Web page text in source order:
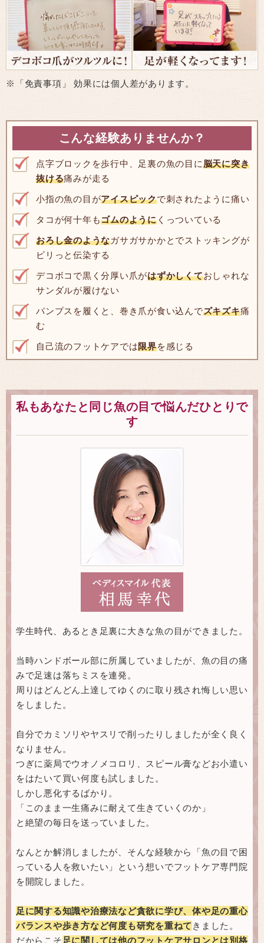
※「免責事項」 効果には個人差があります。
こんな経験ありませんか？
点字ブロックを歩行中、足裏の魚の目に脳天に突き
抜ける痛みが走る
小指の魚の目がアイスピックで刺されたように痛い
タコが何十年もゴムのようにくっついている
おろし金のようなガサガサかかとでストッキングが
ビリっと伝染する
デコボコで黒く分厚い爪がはずかしくておしゃれな
サンダルが履けない
パンプスを履くと、巻き爪が食い込んでズキズキ痛
む
自己流のフットケアでは限界を感じる
私もあなたと同じ魚の目で悩んだひとりで
す
学生時代、あるとき足裏に大きな魚の目ができました。
当時ハンドボール部に所属していましたが、魚の目の痛
みで足速は落ちミスを連発。
周りはどんどん上達してゆくのに取り残され悔しい思い
をしました。
自分でカミソリやヤスリで削ったりしましたが全く良く
なりません。
つぎに薬局でウオノメコロリ、スピール膏などお小遣い
をはたいて買い何度も試しました。
しかし悪化するばかり。
「このまま一生痛みに耐えて生きていくのか」
と絶望の毎日を送っていました。
なんとか解消しましたが、そんな経験から「魚の目で困
っている人を救いたい」という想いでフットケア専門院
を開院しました。
足に関する知識や治療法など貪欲に学び、体や足の重心
バランスや歩き方など何度も研究を重ねて きました。
だからこそ 足に関しては他のフットケアサロンとは別格